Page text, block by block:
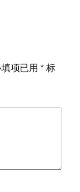
项已用*标